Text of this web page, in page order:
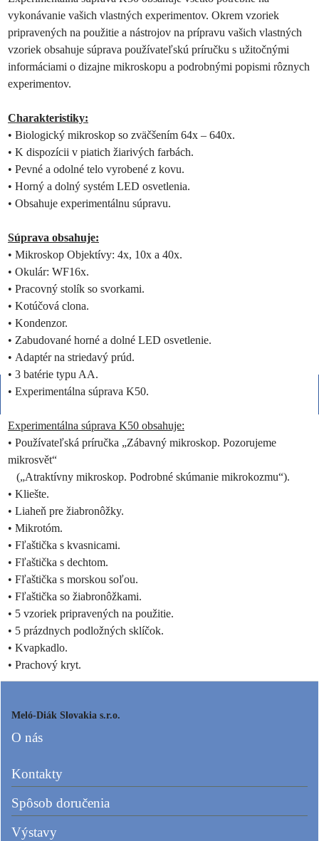
vykonávanie vašich vlastných experimentov. Okrem vzoriek
pripravených na použitie a nástrojov na prípravu vašich vlastných
vzoriek obsahuje súprava používateľskú príručku s užitočnými
informáciami o dizajne mikroskopu a podrobnými popismi rôznych
experimentov.
Charakteristiky:
• Biologický mikroskop so zväčšením 64x – 640x.
• K dispozícii v piatich žiarivých farbách.
• Pevné a odolné telo vyrobené z kovu.
• Horný a dolný systém LED osvetlenia.
• Obsahuje experimentálnu súpravu.
Súprava obsahuje:
• Mikroskop Objektívy: 4x, 10x a 40x.
• Okulár: WF16x.
• Pracovný stolík so svorkami.
• Kotúčová clona.
• Kondenzor.
• Zabudované horné a dolné LED osvetlenie.
• Adaptér na striedavý prúd.
• 3 batérie typu AA.
• Experimentálna súprava K50.
Experimentálna súprava K50 obsahuje:
• Používateľská príručka „Zábavný mikroskop. Pozorujeme
mikrosvět“
(„Atraktívny mikroskop. Podrobné skúmanie mikrokozmu“).
• Kliešte.
• Liaheň pre žiabronôžky.
• Mikrotóm.
• Fľaštička s kvasnicami.
• Fľaštička s dechtom.
• Fľaštička s morskou soľou.
• Fľaštička so žiabronôžkami.
• 5 vzoriek pripravených na použitie.
• 5 prázdnych podložných sklíčok.
• Kvapkadlo.
• Prachový kryt.
Meló-Diák Slovakia s.r.o.
O nás
Kontakty
Spôsob doručenia
Výstavy